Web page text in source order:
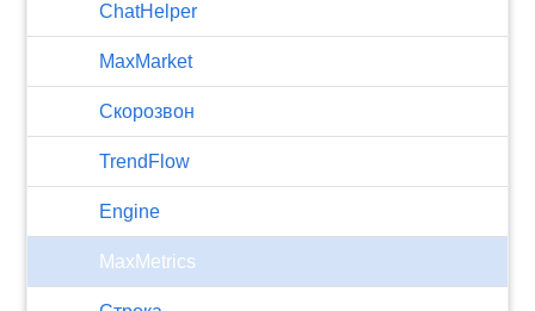
ChatHelper
MaxMarket
Скорозвон
TrendFlow
Engine
MaxMetrics